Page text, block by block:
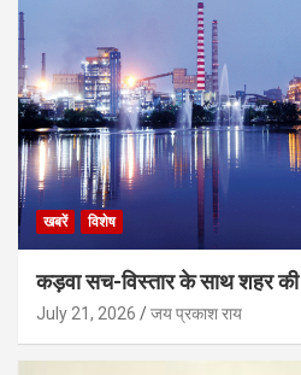
खबरें विशेष
कड़वा सच-विस्तार के साथ शहर की
July 21, 2026 जय प्रकाश राय